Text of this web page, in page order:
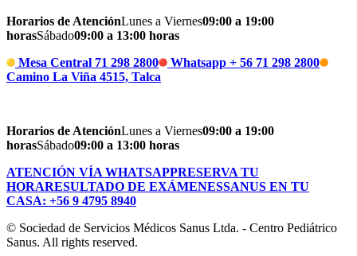
Horarios de AtenciónLunes a Viernes09:00 a 19:00
horasSábado09:00 a 13:00 horas
Mesa Central 71 298 2800
Whatsapp + 56 71 298 2800
Camino La Viña 4515, Talca
Horarios de AtenciónLunes a Viernes09:00 a 19:00
horasSábado09:00 a 13:00 horas
ATENCIÓN VÍA WHATSAPPRESERVA TU
HORARESULTADO DE EXÁMENESSANUS EN TU
CASA: +56 9 4795 8940
© Sociedad de Servicios Médicos Sanus Ltda. - Centro Pediátrico
Sanus. All rights reserved.